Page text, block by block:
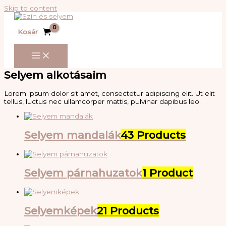
Skip to content
Kosár
Selyem alkotásaim
Lorem ipsum dolor sit amet, consectetur adipiscing elit. Ut elit
tellus, luctus nec ullamcorper mattis, pulvinar dapibus leo.
Selyem mandalák43 Products
Selyem párnahuzatok1 Product
Selyemképek21 Products